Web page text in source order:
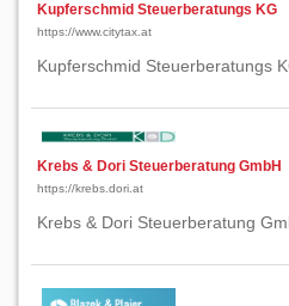
Kupferschmid Steuerberatungs KG
https://www.citytax.at
Kupferschmid Steuerberatungs
Krebs & Dori Steuerberatung GmbH
https://krebs.dori.at
Krebs & Dori Steuerberatung